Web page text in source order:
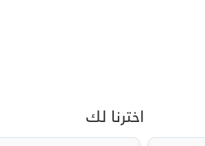
اخترنا لك